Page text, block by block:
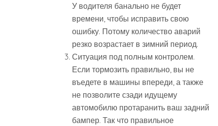
У водителя банально не будет
времени, чтобы исправить свою
ошибку. Потому количество аварий
резко возрастает в зимний период.
Ситуация под полным контролем.
Если тормозить правильно, вы не
въедете в машины впереди, а также
не позволите сзади идущему
автомобилю протаранить ваш задний
бампер. Так что правильное